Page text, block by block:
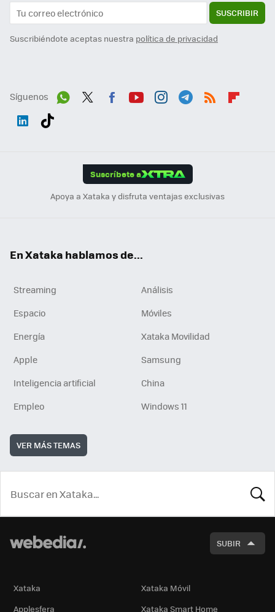
SUSCRIBIR
Suscribiéndote aceptas nuestra política de privacidad
Síguenos
Suscríbete a
Apoya a Xataka y disfruta ventajas exclusivas
En Xataka hablamos de...
Streaming
Análisis
Espacio
Móviles
Energía
Xataka Movilidad
Apple
Samsung
Inteligencia artificial
China
Empleo
Windows 11
VER MÁS TEMAS
SUBIR
Xataka
Xataka Móvil
Applesfera
Xataka Smart Home